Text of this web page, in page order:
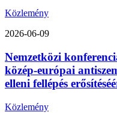
Közlemény
2026-06-09
Nemzetközi
közép-európai
elleni fellépés
Közlemény